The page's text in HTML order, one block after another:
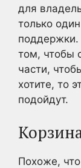
для
только
поддержки.
том, чтобы
части,
хотите, то
подойдут.
Похоже,